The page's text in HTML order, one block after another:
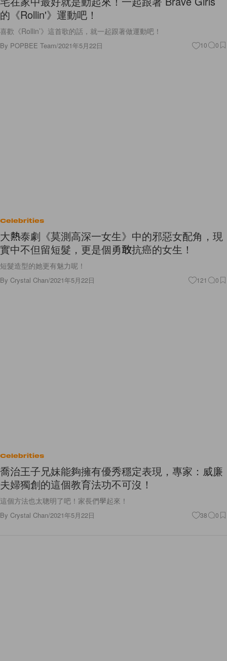
的《Rollin'》運動吧！
喜歡《Rollin’》這首歌的話，就一起跟著做運動吧！
By POPBEE Team/2021年5月22日 10 0
Celebrities
大熱泰劇《莫測高深一女生》中的邪惡女配角，現
實中不但留短髮，更是個勇敢抗癌的女生！
短髮造型的她更有魅力呢！
By Crystal Chan/2021年5月22日 121 0
Celebrities
喬治王子兄妹能夠擁有優秀穩定表現，專家：威廉
夫婦獨創的這個教育法功不可沒！
這個方法也太聰明了吧！家長們學起來！
By Crystal Chan/2021年5月22日 38 0